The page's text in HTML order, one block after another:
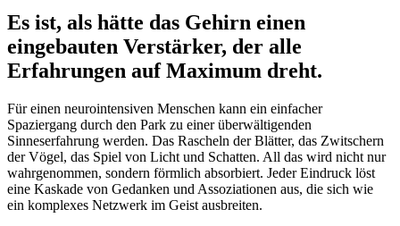
Es ist, als hätte das Gehirn einen
eingebauten Verstärker, der alle
Erfahrungen auf Maximum dreht.
Für einen neurointensiven Menschen kann ein einfacher
Spaziergang durch den Park zu einer überwältigenden
Sinneserfahrung werden. Das Rascheln der Blätter, das Zwitschern
der Vögel, das Spiel von Licht und Schatten. All das wird nicht nur
wahrgenommen, sondern förmlich absorbiert. Jeder Eindruck löst
eine Kaskade von Gedanken und Assoziationen aus, die sich wie
ein komplexes Netzwerk im Geist ausbreiten.